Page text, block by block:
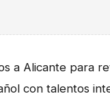
a Alicante para
con talentos